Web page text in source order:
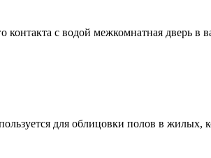
с водой межкомнатная дверь в
для облицовки полов в